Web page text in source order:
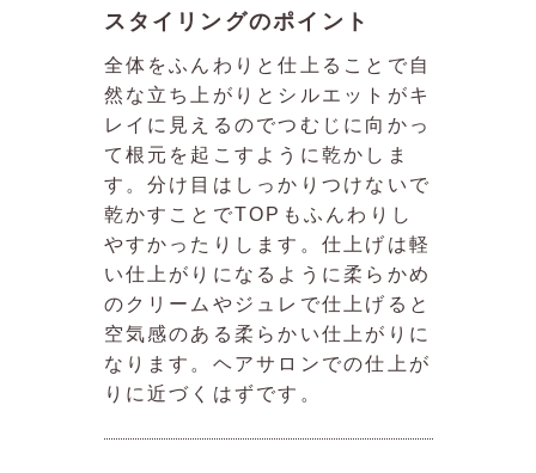
スタイリングのポイント
全体をふんわりと仕上ることで自
然な立ち上がりとシルエットがキ
レイに見えるのでつむじに向かっ
て根元を起こすように乾かしま
す。分け目はしっかりつけないで
乾かすことでTOPもふんわりし
やすかったりします。仕上げは軽
い仕上がりになるように柔らかめ
のクリームやジュレで仕上げると
空気感のある柔らかい仕上がりに
なります。ヘアサロンでの仕上が
りに近づくはずです。